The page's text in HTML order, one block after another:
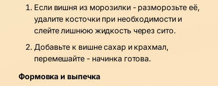
Если вишня из морозилки - разморозьте её,
удалите косточки при необходимости и
слейте лишнюю жидкость через сито.
Добавьте к вишне сахар и крахмал,
перемешайте - начинка готова.
Формовка и выпечка